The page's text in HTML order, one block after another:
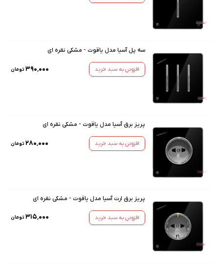
سه پل آسیا مدل یاقوت - مشکی نقره ای
افزودن به سبد خرید ۳۹۰٬۰۰۰ تومان
پریز برق آسیا مدل یاقوت - مشکی نقره ای
افزودن به سبد خرید ۲۸۰٬۰۰۰ تومان
پریز برق ارت آسیا مدل یاقوت - مشکی نقره ای
افزودن به سبد خرید ۳۱۵٬۰۰۰ تومان